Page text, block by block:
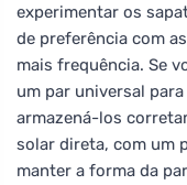
experimentar os
de preferência com
mais frequência. Se
um par universal
armazená-los
solar direta, com um
manter a forma da